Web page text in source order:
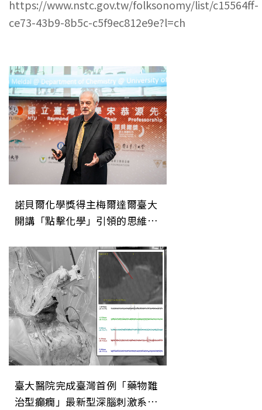
https://www.nstc.gov.tw/folksonomy/list/c15564ff-
ce73-43b9-8b5c-c5f9ec812e9e?l=ch
諾貝爾化學獎得主梅爾達爾臺大
開講「點擊化學」引領的思維革
臺大醫院完成臺灣首例「藥物難
治型癲癇」最新型深腦刺激系統